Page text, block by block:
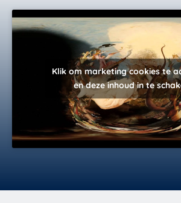
Klik om marketing cookies te
en deze inhoud in te